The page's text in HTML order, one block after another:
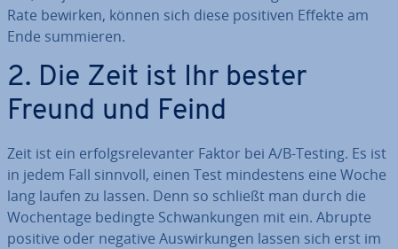
Rate bewirken, können sich diese positiven Effekte am
Ende summieren.
2. Die Zeit ist Ihr bester
Freund und Feind
Zeit ist ein er­folgs­re­le­van­ter Faktor bei A/B-Testing. Es ist
in jedem Fall sinnvoll, einen Test min­des­tens eine Woche
lang laufen zu lassen. Denn so schließt man durch die
Wo­chen­ta­ge bedingte Schwan­kun­gen mit ein. Abrupte
positive oder negative Aus­wir­kun­gen lassen sich erst im